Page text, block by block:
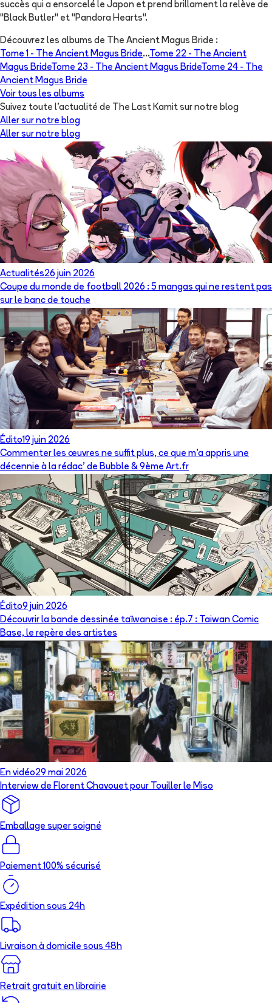
succès qui a ensorcelé le Japon et prend brillament la relève de
"Black Butler" et "Pandora Hearts".
Découvrez les albums de The Ancient Magus Bride :
Tome 1 - The Ancient Magus Bride...Tome 22 - The Ancient
Magus BrideTome 23 - The Ancient Magus BrideTome 24 - The
Ancient Magus Bride
Voir tous les albums
Suivez toute l'actualité de The Last Kamit sur notre blog
Aller sur notre blog
Aller sur notre blog
Actualités26 juin 2026
Coupe du monde de football 2026 : 5 mangas qui ne restent pas
sur le banc de touche
Édito19 juin 2026
Commenter les œuvres ne suffit plus, ce que m’a appris une
décennie à la rédac’ de Bubble & 9ème Art.fr
Édito9 juin 2026
Découvrir la bande dessinée taïwanaise : ép.7 : Taiwan Comic
Base, le repère des artistes
En vidéo29 mai 2026
Interview de Florent Chavouet pour Touiller le Miso
Emballage super soigné
Paiement 100% sécurisé
Expédition sous 24h
Livraison à domicile sous 48h
Retrait gratuit en librairie